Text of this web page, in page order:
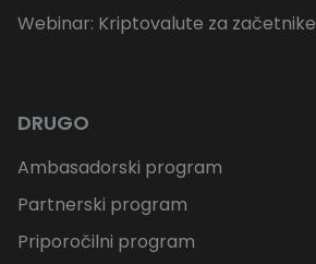
Webinar: Kriptovalute za začetnike
DRUGO
Ambasadorski program
Partnerski program
Priporočilni program